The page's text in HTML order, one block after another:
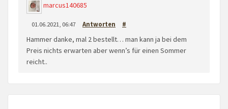
marcus140685
01.06.2021, 06:47 Antworten #
Hammer danke, mal 2 bestellt… man kann ja bei dem
Preis nichts erwarten aber wenn’s für einen Sommer
reicht..